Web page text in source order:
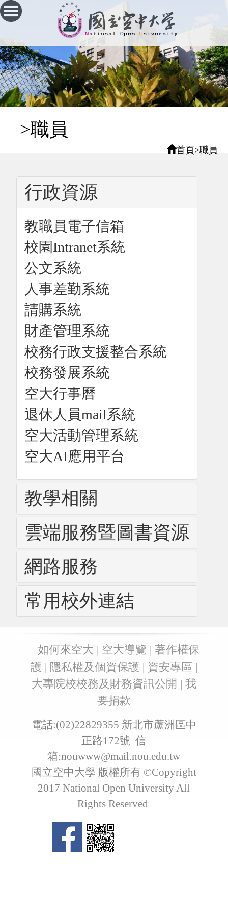
跳
到
要
內
容
區
塊
>職員
首頁>職員
行政資源
教職員電子信箱
校園Intranet系統
公文系統
人事差勤系統
請購系統
財產管理系統
校務行政支援整合系統
校務發展系統
空大行事曆
退休人員mail系統
空大活動管理系統
空大AI應用平台
教學相關
雲端服務暨圖書資源
網路服務
常用校外連結
如何來空大 | 空大導覽 | 著作權保
護 | 隱私權及個資保護 | 資安專區 |
大專院校校務及財務資訊公開 | 我
要捐款
電話:(02)22829355 新北市蘆洲區中
正路172號 信
箱:nouwww@mail.nou.edu.tw
國立空中大學 版權所有 ©Copyright
2017 National Open University All
Rights Reserved